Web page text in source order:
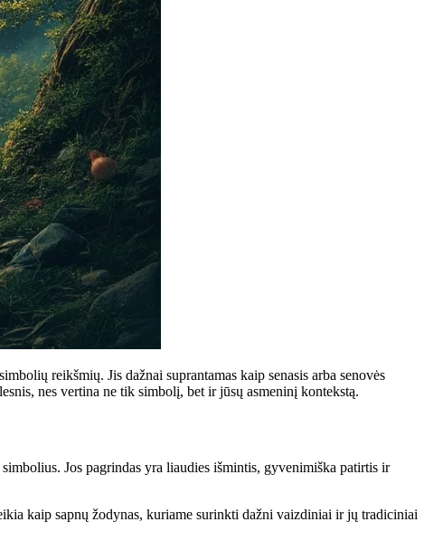
reikšmių. Jis dažnai suprantamas kaip senasis arba senovės
nes vertina ne tik simbolį, bet ir jūsų asmeninį kontekstą.
Jos pagrindas yra liaudies išmintis, gyvenimiška patirtis ir
kaip sapnų žodynas, kuriame surinkti dažni vaizdiniai ir jų tradiciniai